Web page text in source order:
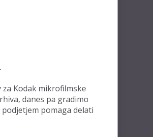
Kodak mikrofilmske
danes pa gradimo
pomaga delati